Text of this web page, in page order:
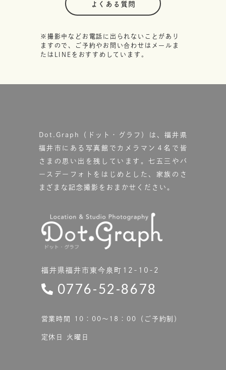
よくある質問
※撮影中などお電話に出られないことがあり
ますので、ご予約やお問い合わせはメールま
たはLINEをおすすめしています。
Dot.Graph（ドット・グラフ）は、福井県
福井市にある写真館で カメラマン４名で皆
さまの思い出を残しています。七五三やバ
ースデーフォトをはじめとした、家族のさ
まざまな記念撮影をおまかせください。
福井県福井市東今泉町12-10-2
0776-52-8678
営業時間 10：00〜18：00（ご予約制）
定休日 火曜日